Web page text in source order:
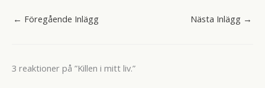
← Föregående Inlägg Nästa Inlägg →
3 reaktioner på ”Killen i mitt liv.”